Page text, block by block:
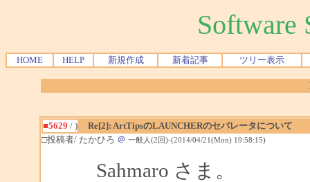
Software
HOME HELP 新規作成 新着記事 ツリー表示
■5629 / )
Re[2]: ArtTipsのLAUNCHERのセパレータについて
□投稿者/ たかひろ ＠ 一般人(2回)-(2014/04/21(Mon) 19:58:15)
Sahmaro さま。